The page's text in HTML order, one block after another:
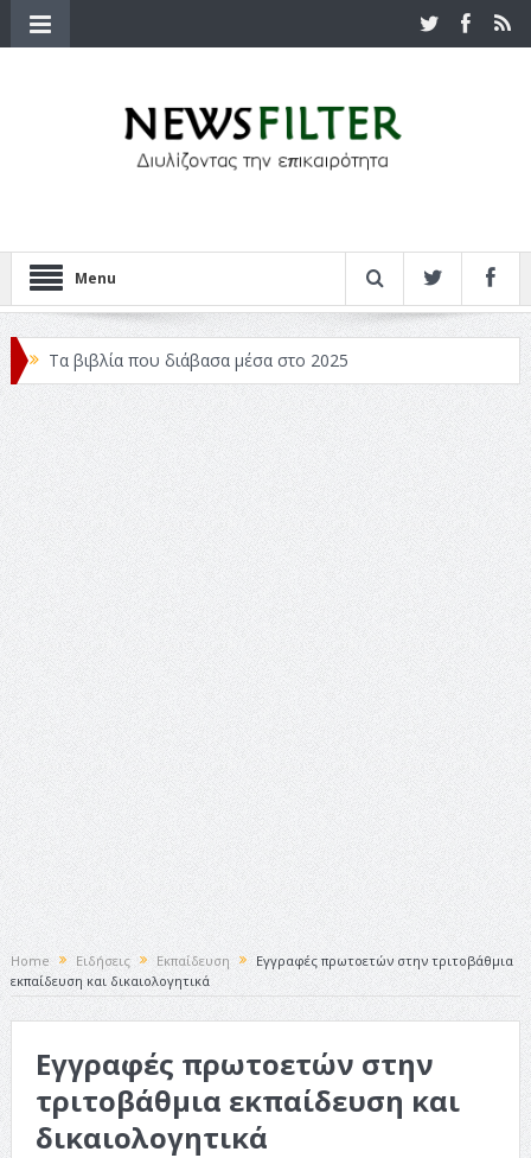
Menu
Τα βιβλία που διάβασα μέσα στο 2025
Κριτικές ταινιών: Ο Ντι Κάπριο και ο Λάνθιμος
Σχεδιασμός που «Μιλάει» Χωρίς Λέξεις
Σπιρτόκουτο: η απόλυτη αντισυμβατική καλοκαιρινή
ταινία
Το Top 5 της εβδομάδας #517
Το νουάρ στον ελληνικό κινηματογράφο
Η Φροντίδα Έχει Πολλές Μορφές: Κι Όλες Σε Αφορούν
Τρία Βήματα Μπροστά για Σένα και την Επιχείρησή σου
Όψεις και Απόψεις
Αξίζει άραγε?
Home Ειδήσεις Εκπαίδευση
Εγγραφές πρωτοετών στην τριτοβάθμια
εκπαίδευση και δικαιολογητικά
Εγγραφές πρωτοετών στην
τριτοβάθμια εκπαίδευση και
δικαιολογητικά